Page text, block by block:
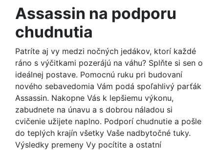
Assassin na podporu
chudnutia
Patríte aj vy medzi nočných jedákov, ktorí každé
ráno s výčitkami pozerájú na váhu? Splňte si sen o
ideálnej postave. Pomocnú ruku pri budovaní
nového sebavedomia Vám podá spoľahlivý parťák
Assassin. Nakopne Vás k lepšiemu výkonu,
zabudnete na únavu a s dobrou náladou si
cvičenie užijete naplno. Podporí chudnutie a pošle
do teplých krajín všetky Vaše nadbytočné tuky.
Výsledky premeny Vy pocítite a ostatní